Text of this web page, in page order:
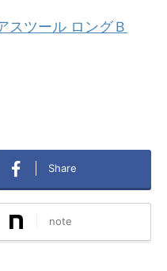
スツール ロングＢ
Share
note